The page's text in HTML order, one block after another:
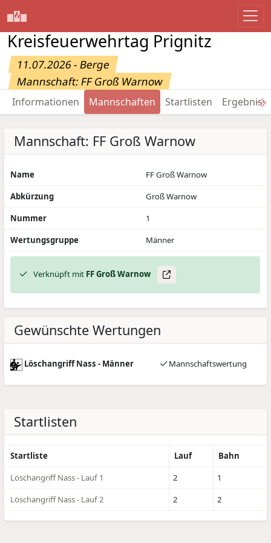
Kreisfeuerwehrtag Prignitz
11.07.2026 - Berge
Mannschaft: FF Groß Warnow
Informationen Mannschaften Startlisten →
Mannschaft: FF Groß Warnow
Name
FF Groß Warnow
Abkürzung
Groß Warnow
Nummer
1
Wertungsgruppe
Männer
Verknüpft mit FF Groß Warnow
Gewünschte Wertungen
Löschangriff Nass - Männer Mannschaftswertung
Startlisten
Startliste Lauf
Bahn
Löschangriff Nass - Lauf 1
2
1
Löschangriff Nass - Lauf 2
2 2